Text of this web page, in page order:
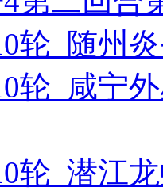
轮 随州
轮 咸宁
轮 潜江